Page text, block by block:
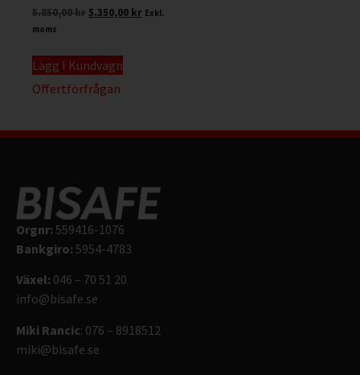
5.850,00kr5.350,00 kr Exkl.
moms
Lägg I Kundvagn
Offertförfrågan
Orgnr: 559416-1076
Bankgiro: 5954-4783
Växel: 046 – 70 51 20
info@bisafe.se
Miki Rancic: 076 – 8918512
miki@bisafe.se